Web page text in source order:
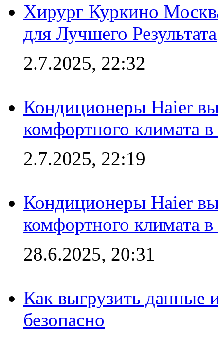
Хирург Куркино
для Лучшего Результата
2.7.2025, 22:32
Кондиционеры Haier
комфортного климата
2.7.2025, 22:19
Кондиционеры Haier
комфортного климата
28.6.2025, 20:31
Как выгрузить данные
безопасно